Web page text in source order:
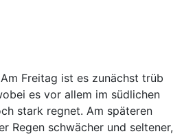
Freitag ist es zunächst trüb
es vor allem im südlichen
stark regnet. Am späteren
Regen schwächer und seltener,